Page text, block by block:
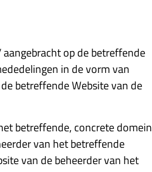
op de betreffende
in de vorm van
betreffende Website van de
betreffende, concrete domein
van het betreffende
van de beheerder van het